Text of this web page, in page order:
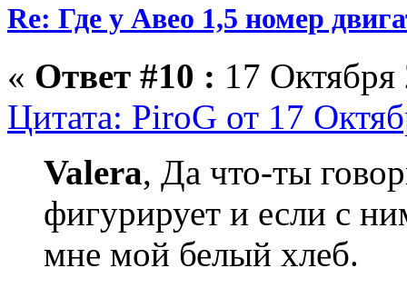
Re: Где у Авео 1,5 номер
« Ответ #10 : 17
Цитата: PiroG от 17
Valera, Да что-ты
фигурирует и если с
мне мой белый хлеб.